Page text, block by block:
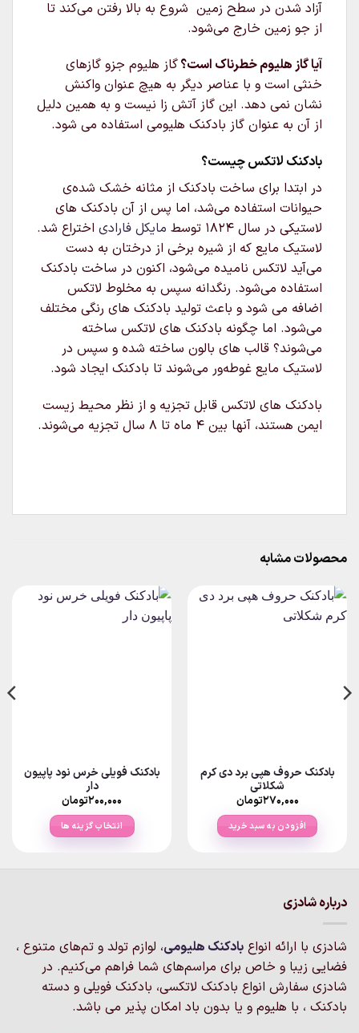
آزاد شدن در سطح زمین شروع به بالا رفتن می‌کند تا
از جو زمین خارج می‌شود.
آیا گاز هلیوم خطرناک است؟گاز هلیوم جزو گازهای
خنثی است و با عناصر دیگر به هیچ عنوان واکنش
نشان نمی دهد. این گاز آتش زا نیست و به همین دلیل
از آن به عنوان گاز بادکنک هلیومی استفاده می شود.
بادکنک لاتکس چیست؟
در ابتدا برای ساخت بادکنک از مثانه خشک شده‌ی
حیوانات استفاده می‌شد، اما پس از آن بادکنک های
لاستیکی در سال ۱۸۲۴ توسط
مایکل فارادی اختراع شد.
لاستیک مایع که از شیره برخی از درختان به دست
می‌آید لاتکس نامیده می‌شود، اکنون در ساخت بادکنک
استفاده می‌شود. رنگدانه سپس به مخلوط لاتکس
اضافه می شود و باعث تولید بادکنک های رنگی مختلف
می‌شود. اما چگونه بادکنک های لاتکس ساخته
می‌شوند؟ قالب های بالون ساخته شده و سپس در
لاستیک مایع غوطه‌ور می‌شوند تا بادکنک ایجاد شود.
بادکنک های لاتکس قابل تجزیه و از نظر محیط زیست
ایمن هستند، آنها بین ۴ ماه تا ۸ سال تجزیه می‌شوند.
محصولات مشابه
بادکنک حروف هپی برد دی کرم
شکلاتی
۲۷۰,۰۰۰تومان
افزودن به سبد خرید
بادکنک فویلی خرس نود پاپیون
دار
۲۰۰,۰۰۰تومان
انتخاب گزینه ها
باشد.
گزینه
ها
ممکن
است
درباره شادزی
شادزی با ارائه انواع بادکنک‌ هلیومی، لوازم تولد و تم‌های متنوع ،
فضایی زیبا و خاص برای مراسم‌های شما فراهم می‌کنیم. در
شادزی سفارش انواع بادکنک لاتکسی، بادکنک فویلی و دسته
بادکنک ، با هلیوم و یا بدون باد امکان پذیر می باشد.